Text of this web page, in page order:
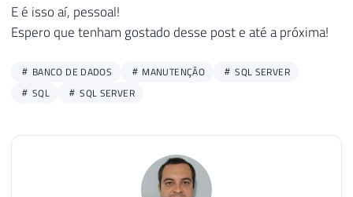
31
END
E é isso aí, pessoal!
Espero que tenham gostado desse post e até a próxima!
BANCO DE DADOS MANUTENÇÃO
SQL SERVER
SQL
SQL SERVER